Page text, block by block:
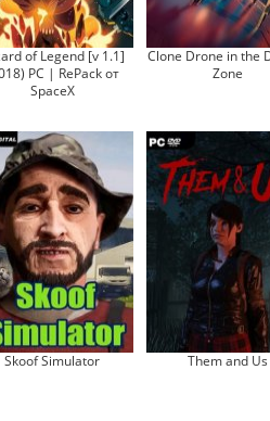
of Legend [v 1.1]
PC | RePack от
SpaceX
Clone Drone in the
Zone
Skoof Simulator Them and Us